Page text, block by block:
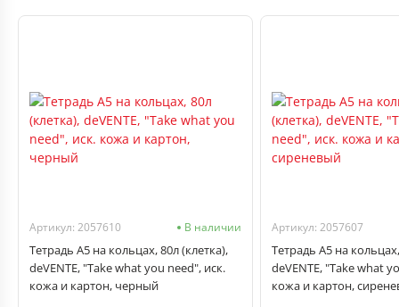
Артикул: 2057610 В наличии
Тетрадь А5 на кольцах, 80л (клетка),
deVENTE, "Take what you need", иск.
кожа и картон, черный
Артикул: 2057607
Тетрадь А5 на
deVENTE, "Take what
кожа и картон,